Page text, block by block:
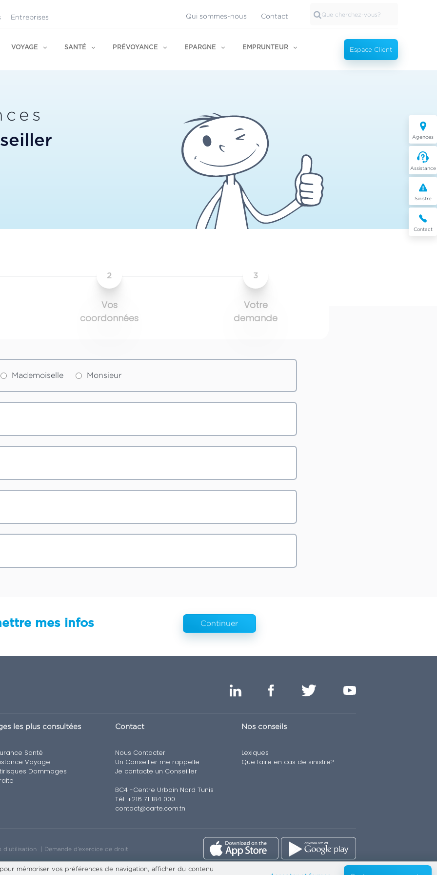
Entreprises Qui sommes-nous Contact
VOYAGE SANTÉ PRÉVOYANCE EPARGNE EMPRUNTEUR Espace Client
Agences
Assistance
Sinistre
Contact
2
Vos
coordonnées
3
Votre
demande
Mademoiselle Monsieur
mes infos Continuer
les plus consultées
Santé
Voyage
Dommages
Contact
Nous Contacter
Un Conseiller me rappelle
Je contacte un Conseiller
BC4 -Centre Urbain Nord Tunis
Tél: +216 71 184 000
contact@carte.com.tn
Nos conseils
Lexiques
Que faire en cas de sinistre?
d’utilisation Demande d’exercice de droit
mémoriser vos préférences de navigation, afficher du contenu